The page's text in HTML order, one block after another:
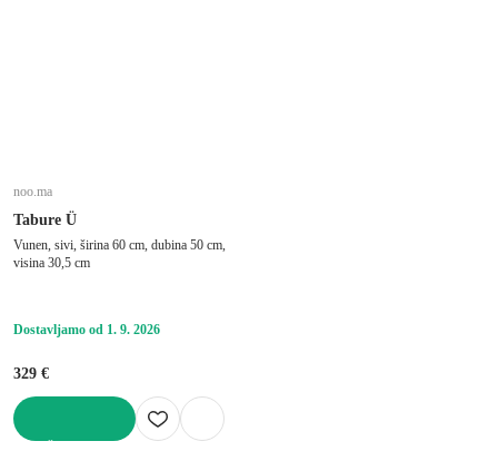
noo.ma
Tabure Ü
Vunen, sivi, širina 60 cm, dubina 50 cm,
visina 30,5 cm
Dostavljamo od 1. 9. 2026
329 €